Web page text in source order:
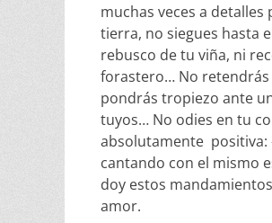
muchas veces a
tierra, no siegues hasta
rebusco de tu viña, ni
forastero… No retendrás
pondrás tropiezo ante
tuyos… No odies en tu
absolutamente positiva:
cantando con el mismo
doy estos
amor.